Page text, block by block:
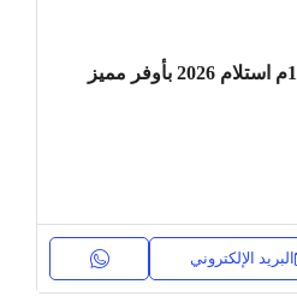
للبيع بمدينة نور شقة 182م استلام 2026 بأوفر مميز
البريد الإلكتروني